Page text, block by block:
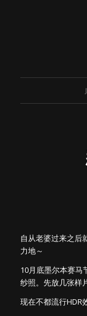
自从老婆过来之后
力地～
10月底墨尔本赛马
纱照。先放几张样
现在不都流行HDR